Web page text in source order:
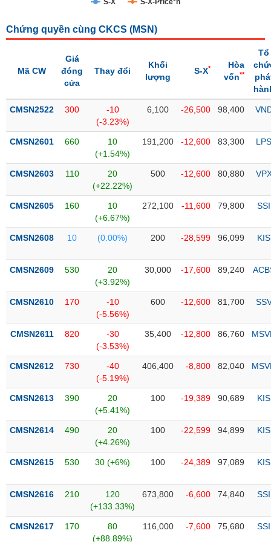
thái
thị
Niêm
Niêm
mới
yết
bổ
Hủy
yết
dõi
biệt
được
ký
Danh
ETF
phiếu
tiết
S-X S-X-Price*n
Chứng quyền cùng CKCS (MSN)
Mã CW
Giá
đóng
cửa
Thay đổi
Khối
lượng
S-X*
Hòa
vốn**
Tổ
CMSN2522 300
-10
(-3.23%)
6,100 -26,500 98,400
CMSN2601 660
10
(+1.54%)
191,200 -12,600 83,300 LPS
CMSN2603 110
20
(+22.22%)
500 -12,600 80,880
CMSN2605 160
10
(+6.67%)
272,100 -11,600 79,800 SSI
CMSN2608 10 (0.00%) 200 -28,599 96,099 KIS
CMSN2609 530
20
(+3.92%)
30,000 -17,600 89,240
CMSN2610 170
-10
(-5.56%)
600 -12,600 81,700
CMSN2611 820
-30
(-3.53%)
35,400 -12,800 86,760
CMSN2612 730
-40
(-5.19%)
406,400 -8,800 82,040
CMSN2613 390
20
(+5.41%)
100 -19,389 90,689 KIS
CMSN2614 490
20
(+4.26%)
100 -22,599 94,899 KIS
CMSN2615 530 30 (+6%) 100 -24,389 97,089 KIS
CMSN2616 210
120
(+133.33%)
673,800 -6,600 74,840 SSI
CMSN2617 170
80
(+88.89%)
116,000 -7,600 75,680 SSI
NGÀNH
NGHIỆP
PHIẾU
PHÁI
TRÁI
PHIẾU
CÔNG
CỤ
TƯ
DỮ
LIỆU
MỚI
Ngành
(-)